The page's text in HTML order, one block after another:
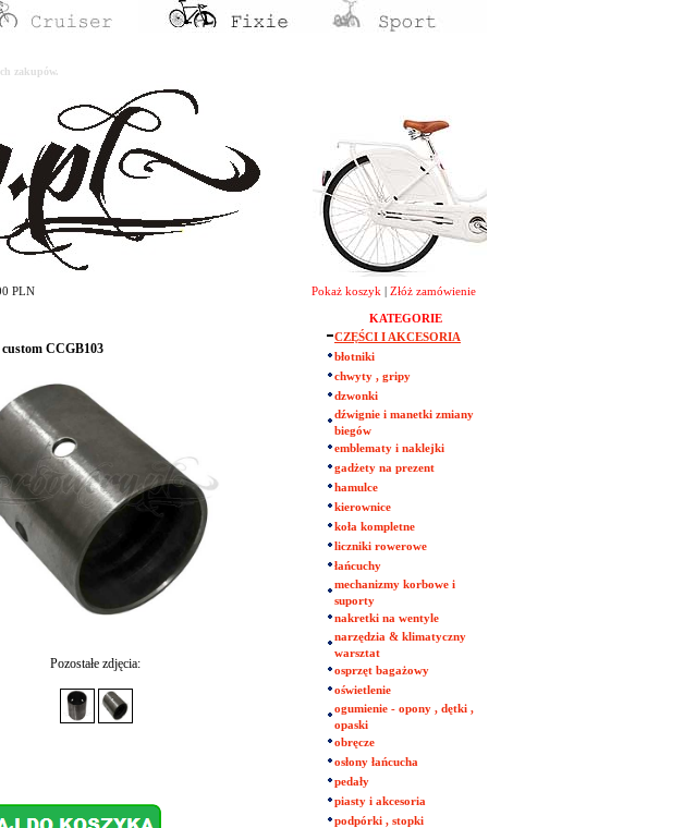
zakupów.
PLN Pokaż koszyk Złóż zamówienie
CCGB103
Pozostałe zdjęcia:
KATEGORIE
CZĘŚCI I AKCESORIA
błotniki
chwyty , gripy
dzwonki
dźwignie i manetki zmiany
biegów
emblematy i naklejki
gadżety na prezent
hamulce
kierownice
koła kompletne
liczniki rowerowe
łańcuchy
mechanizmy korbowe i
suporty
nakretki na wentyle
narzędzia & klimatyczny
warsztat
osprzęt bagażowy
oświetlenie
ogumienie - opony , dętki ,
opaski
obręcze
osłony łańcucha
pedały
piasty i akcesoria
podpórki , stopki